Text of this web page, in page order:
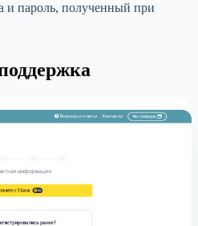
и пароль, полученный при